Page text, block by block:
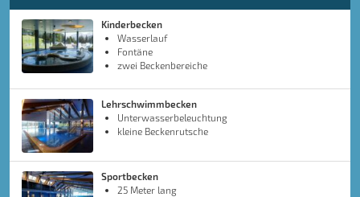
Kinderbecken
Wasserlauf
Fontäne
zwei Beckenbereiche
Lehrschwimmbecken
Unterwasserbeleuchtung
kleine Beckenrutsche
Sportbecken
25 Meter lang